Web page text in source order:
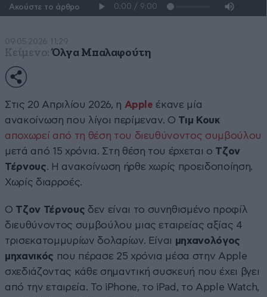
Ακούστε το άρθρο
09·05·2026 11:29
Κείμενο: Όλγα Μπαλαφούτη
Στις 20 Απριλίου 2026, η Apple έκανε μία
ανακοίνωση που λίγοι περίμεναν. Ο Τιμ Κουκ
αποχωρεί από τη θέση του διευθύνοντος συμβούλου
μετά από 15 χρόνια. Στη θέση του έρχεται ο Τζον
Τέρνους. Η ανακοίνωση ήρθε χωρίς προειδοποίηση.
Χωρίς διαρροές.
Ο Τζον Τέρνους δεν είναι το συνηθισμένο προφίλ
διευθύνοντος συμβούλου μιας εταιρείας αξίας 4
τρισεκατομμυρίων δολαρίων. Είναι μηχανολόγος
μηχανικός που πέρασε 25 χρόνια μέσα στην Apple
σχεδιάζοντας κάθε σημαντική συσκευή που έχει βγει
από την εταιρεία. Το iPhone, το iPad, το Apple Watch,